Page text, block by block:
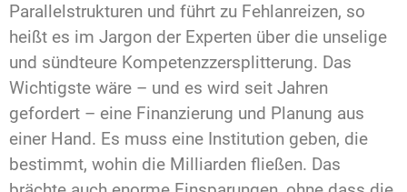
Parallelstrukturen und führt zu Fehlanreizen, so
heißt es im Jargon der Experten über die unselige
und sündteure Kompetenzzersplitterung. Das
Wichtigste wäre – und es wird seit Jahren
gefordert – eine Finanzierung und Planung aus
einer Hand. Es muss eine Institution geben, die
bestimmt, wohin die Milliarden fließen. Das